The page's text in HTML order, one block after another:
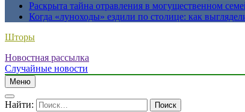
Раскрыта тайна отравления в могущественном
Когда «луноходы» ездили по столице: как
Шторы
Новостная рассылка
Случайные новости
Меню
Найти: